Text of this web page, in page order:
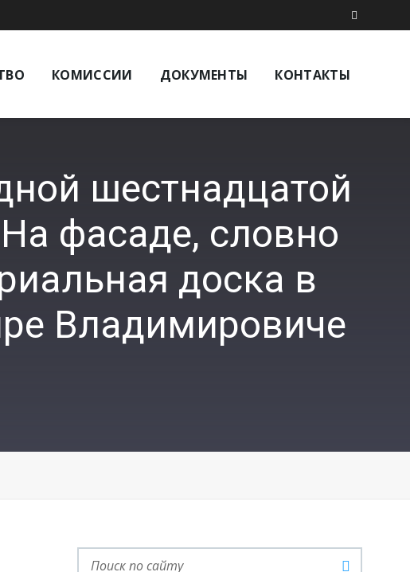
КОМИССИИ ДОКУМЕНТЫ КОНТАКТЫ
шестнадцатой
фасаде, словно
доска в
Владимировиче